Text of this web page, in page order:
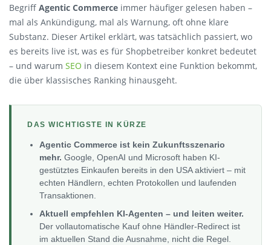
Begriff Agentic Commerce immer häufiger gelesen haben –
mal als Ankündigung, mal als Warnung, oft ohne klare
Substanz. Dieser Artikel erklärt, was tatsächlich passiert, wo
es bereits live ist, was es für Shopbetreiber konkret bedeutet
– und warum SEO in diesem Kontext eine Funktion bekommt,
die über klassisches Ranking hinausgeht.
DAS WICHTIGSTE IN KÜRZE
Agentic Commerce ist kein Zukunftsszenario
mehr. Google, OpenAI und Microsoft haben KI-
gestütztes Einkaufen bereits in den USA aktiviert – mit
echten Händlern, echten Protokollen und laufenden
Transaktionen.
Aktuell empfehlen KI-Agenten – und leiten weiter.
Der vollautomatische Kauf ohne Händler-Redirect ist
im aktuellen Stand die Ausnahme, nicht die Regel.